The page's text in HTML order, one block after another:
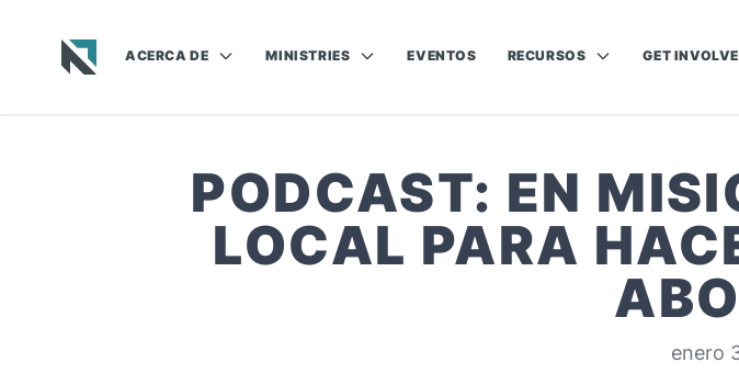
ACERCA DE MINISTRIES EVENTOS RECURSOS GET
PODCAST: EN
LOCAL PARA
enero